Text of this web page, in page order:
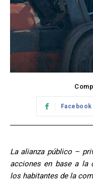
Facebook
La alianza público –
acciones en base a la
los habitantes de la